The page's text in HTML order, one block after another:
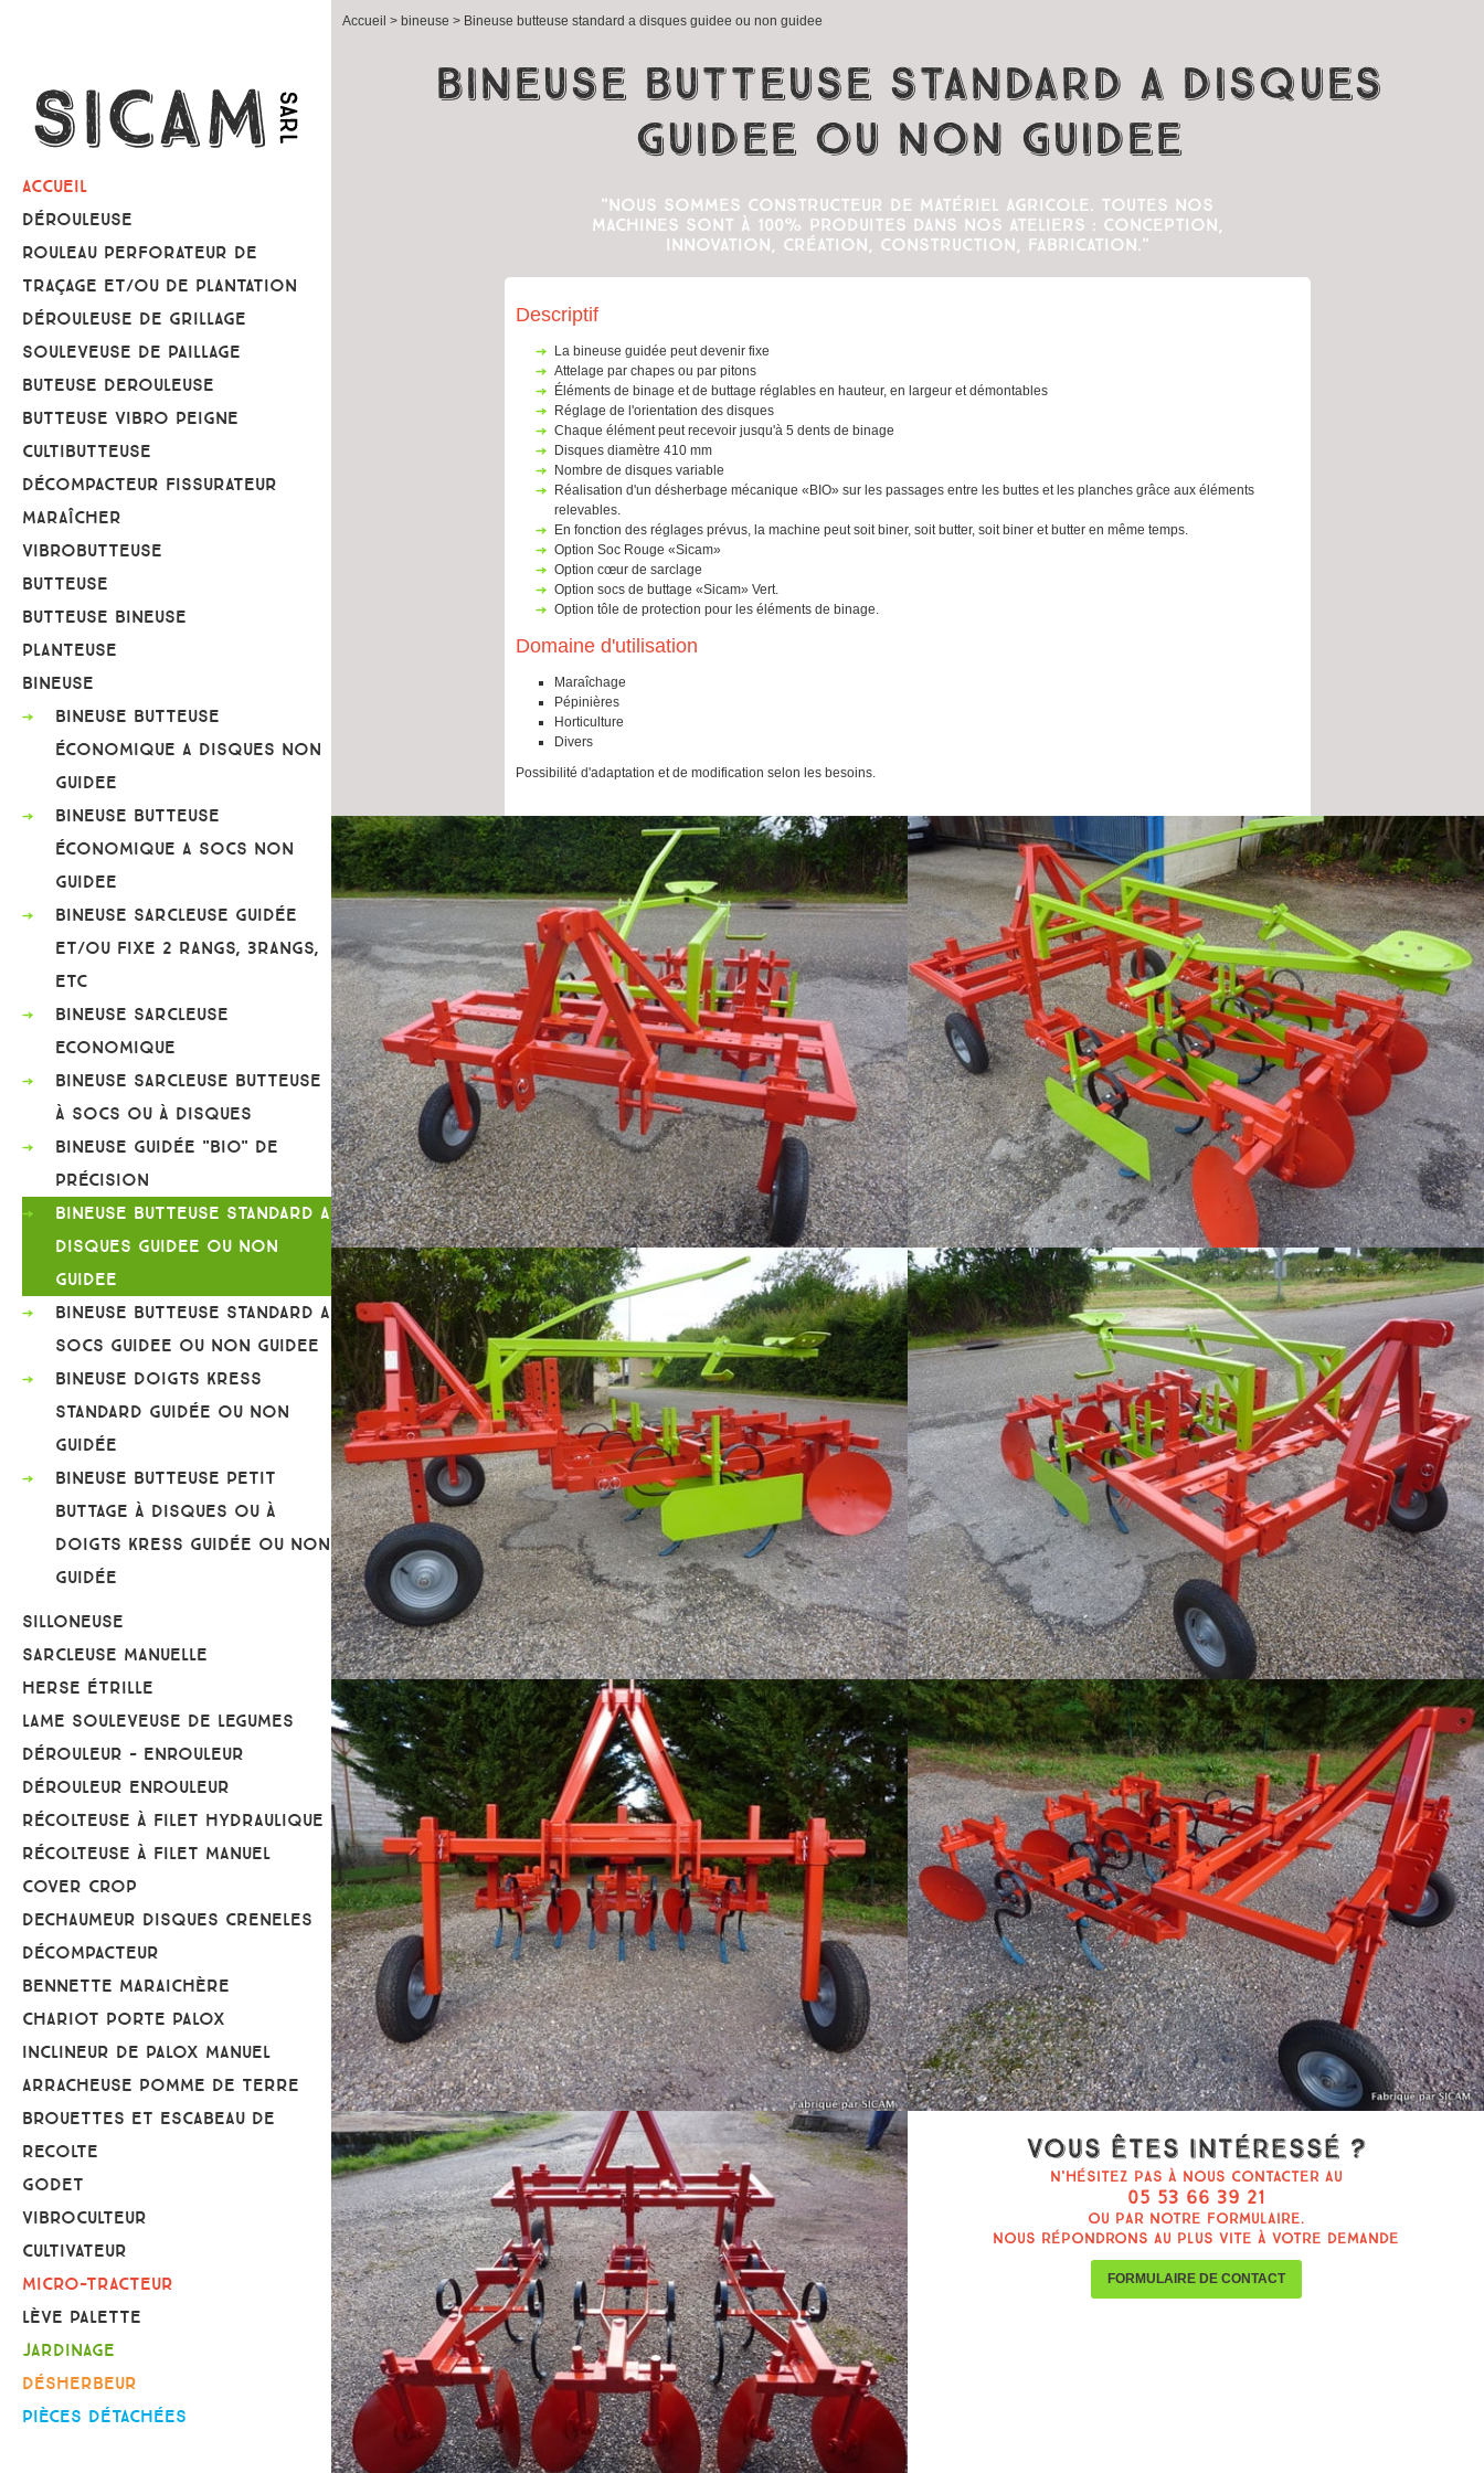
ACCUEIL
DÉROULEUSE
ROULEAU PERFORATEUR DE
TRAÇAGE ET/OU DE PLANTATION
DÉROULEUSE DE GRILLAGE
SOULEVEUSE DE PAILLAGE
BUTEUSE DEROULEUSE
BUTTEUSE VIBRO PEIGNE
CULTIBUTTEUSE
DÉCOMPACTEUR FISSURATEUR
MARAÎCHER
VIBROBUTTEUSE
BUTTEUSE
BUTTEUSE BINEUSE
PLANTEUSE
BINEUSE
BINEUSE BUTTEUSE
ÉCONOMIQUE A DISQUES NON
GUIDEE
BINEUSE BUTTEUSE
ÉCONOMIQUE A SOCS NON
GUIDEE
BINEUSE SARCLEUSE GUIDÉE
ET/OU FIXE 2 RANGS, 3RANGS,
ETC
BINEUSE SARCLEUSE
ECONOMIQUE
BINEUSE SARCLEUSE BUTTEUSE
À SOCS OU À DISQUES
BINEUSE GUIDÉE "BIO" DE
PRÉCISION
BINEUSE BUTTEUSE STANDARD A
DISQUES GUIDEE OU NON
GUIDEE
BINEUSE BUTTEUSE STANDARD A
SOCS GUIDEE OU NON GUIDEE
BINEUSE DOIGTS KRESS
STANDARD GUIDÉE OU NON
GUIDÉE
BINEUSE BUTTEUSE PETIT
BUTTAGE À DISQUES OU À
DOIGTS KRESS GUIDÉE OU NON
GUIDÉE
SILLONEUSE
SARCLEUSE MANUELLE
HERSE ÉTRILLE
LAME SOULEVEUSE DE LEGUMES
DÉROULEUR - ENROULEUR
DÉROULEUR ENROULEUR
RÉCOLTEUSE À FILET HYDRAULIQUE
RÉCOLTEUSE À FILET MANUEL
COVER CROP
DECHAUMEUR DISQUES CRENELES
DÉCOMPACTEUR
BENNETTE MARAICHÈRE
CHARIOT PORTE PALOX
INCLINEUR DE PALOX MANUEL
ARRACHEUSE POMME DE TERRE
BROUETTES ET ESCABEAU DE
RECOLTE
GODET
VIBROCULTEUR
CULTIVATEUR
MICRO-TRACTEUR
LÈVE PALETTE
JARDINAGE
DÉSHERBEUR
PIÈCES DÉTACHÉES
Accueil > bineuse > Bineuse butteuse standard a disques guidee ou non guidee
Bineuse butteuse standard a disques
guidee ou non guidee
"Nous sommes constructeur de matériel agricole. Toutes nos
machines sont à 100% produites dans nos ateliers : conception,
innovation, création, construction, fabrication."
Descriptif
la bineuse guidée peut devenir fixe
attelage par chapes ou par pitons
éléments de binage et de buttage réglables en hauteur, en largeur et démontables
réglage de l'orientation des disques
chaque élément peut recevoir jusqu'à 5 dents de binage
disques diamètre 410 mm
nombre de disques variable
réalisation d'un désherbage mécanique «BIO» sur les passages entre les buttes et les planches grâce aux éléments
relevables.
en fonction des réglages prévus, la machine peut soit biner, soit butter, soit biner et butter en même temps.
Option Soc Rouge «Sicam»
Option cœur de sarclage
option socs de buttage «Sicam» Vert.
option tôle de protection pour les éléments de binage.
Domaine d'utilisation
Maraîchage
pépinières
horticulture
divers
Possibilité d'adaptation et de modification selon les besoins.
Vous êtes intéressé ?
N'hésitez pas à nous contacter au
05 53 66 39 21
ou par notre formulaire.
Nous répondrons au plus vite à votre demande
FORMULAIRE DE CONTACT